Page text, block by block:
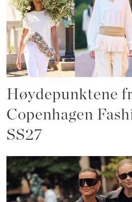
Høydepunktene
Copenhagen
SS27